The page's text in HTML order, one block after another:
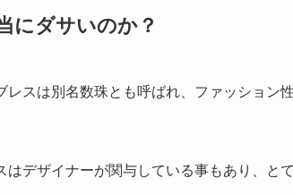
にダサいのか？
スは別名数珠とも呼ばれ、ファッション
はデザイナーが関与している事もあり、と